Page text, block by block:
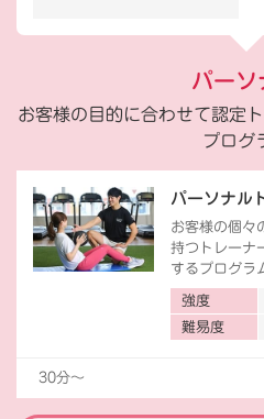
パーソ
お客様の目的に合わせて認定
プログ
パーソナル
お客様の個々
持つトレーナ
するプログラ
強度
難易度
30分〜